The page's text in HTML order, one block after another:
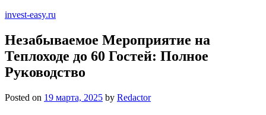
invest-easy.ru
Незабываемое Мероприятие на
Теплоходе до 60 Гостей: Полное
Руководство
Posted on 19 марта, 2025 by Redactor